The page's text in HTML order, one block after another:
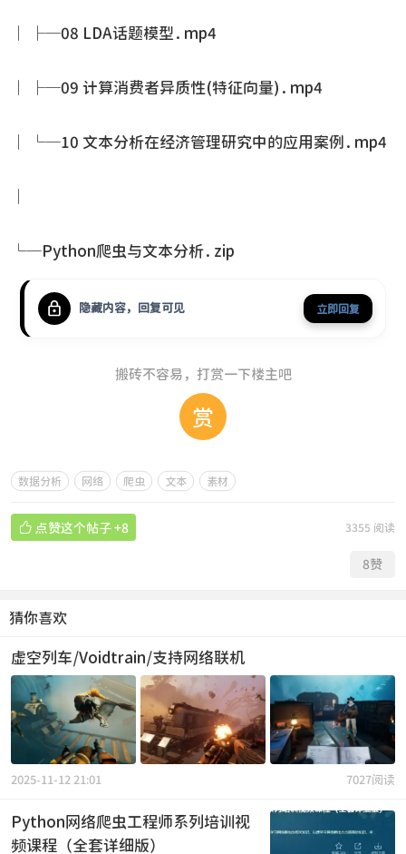
│ ├─08 LDA话题模型.mp4
│ ├─09 计算消费者异质性(特征向量).mp4
│ └─10 文本分析在经济管理研究中的应用案例.mp4
└─Python爬虫与文本分析.zip
隐藏内容，回复可见 立即回复
搬砖不容易，打赏一下楼主吧
赏
数据分析 网络 爬虫 文本 素材
3355 阅读
 点赞这个帖子 +8
8赞
猜你喜欢
虚空列车/Voidtrain/支持网络联机
7027阅读
2025-11-12 21:01
Python网络爬虫工程师系列培训视
频课程（全套详细版）